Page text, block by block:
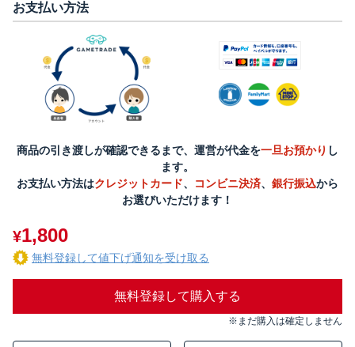
お支払い方法
商品の引き渡しが確認できるまで、運営が代金を一旦お預かり し
ます。
お支払い方法はクレジットカード、 コンビニ決済、 銀行振込から
お選びいただけます！
¥1,800
無料登録して値下げ通知を受け取る
無料登録して購入する
※まだ購入は確定しません